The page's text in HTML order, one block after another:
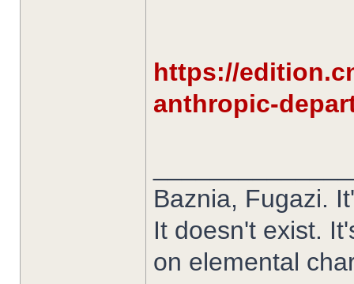
https://
anthropic-
Baznia, Fugazi.
It doesn't exist.
on elemental